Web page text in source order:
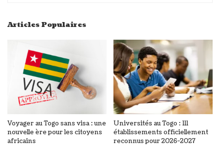
Articles Populaires
Voyager au Togo sans visa : une
nouvelle ère pour les citoyens
africains
Universités au Togo : 111
établissements officiellement
reconnus pour 2026-2027